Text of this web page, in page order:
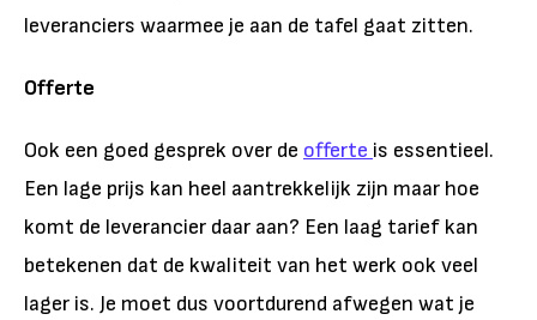
leveranciers waarmee je aan de tafel gaat zitten.
Offerte
Ook een goed gesprek over de offerte is essentieel.
Een lage prijs kan heel aantrekkelijk zijn maar hoe
komt de leverancier daar aan? Een laag tarief kan
betekenen dat de kwaliteit van het werk ook veel
lager is. Je moet dus voortdurend afwegen wat je